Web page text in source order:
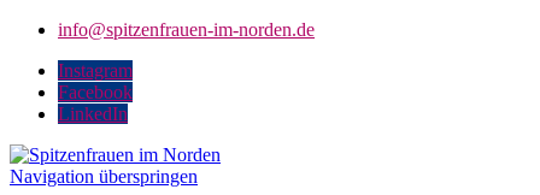
info@spitzenfrauen-im-norden.de
Instagram
Facebook
LinkedIn
Navigation überspringen